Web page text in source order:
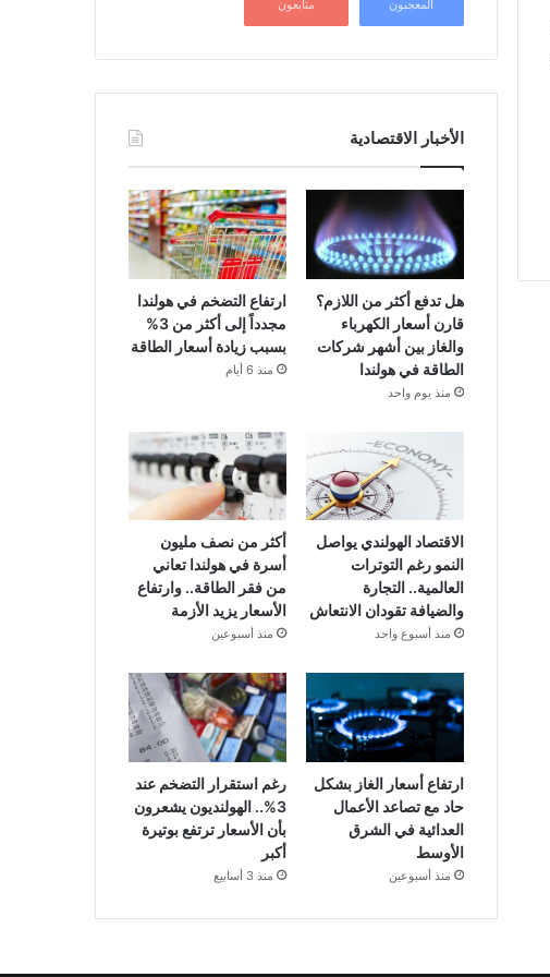
المعجبون متابعون
الأخبار الاقتصادية
هل تدفع أكثر من اللازم؟
قارن أسعار الكهرباء
والغاز بين أشهر شركات
الطاقة في هولندا
منذ يوم واحد
ارتفاع التضخم في هولندا
مجدداً إلى أكثر من 3%
بسبب زيادة أسعار الطاقة
منذ 6 أيام
الاقتصاد الهولندي يواصل
النمو رغم التوترات
العالمية.. التجارة
والضيافة تقودان الانتعاش
منذ أسبوع واحد
أكثر من نصف مليون
أسرة في هولندا تعاني
من فقر الطاقة.. وارتفاع
الأسعار يزيد الأزمة
منذ أسبوعين
ارتفاع أسعار الغاز بشكل
حاد مع تصاعد الأعمال
العدائية في الشرق
الأوسط
منذ أسبوعين
رغم استقرار التضخم عند
3%.. الهولنديون يشعرون
بأن الأسعار ترتفع بوتيرة
أكبر
منذ 3 أسابيع